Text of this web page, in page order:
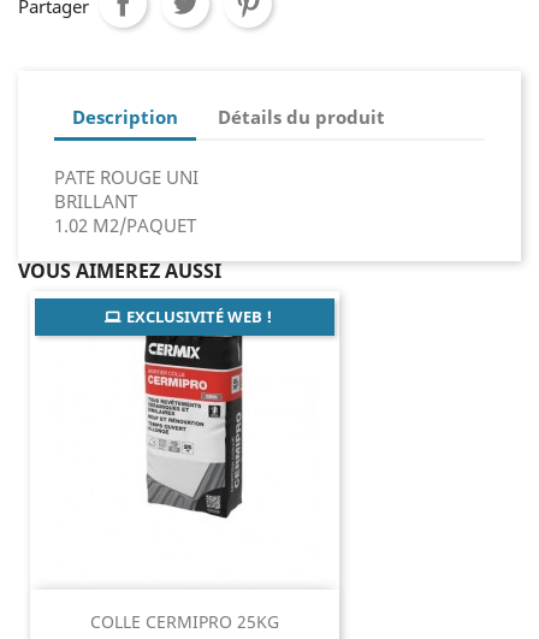
Partager
Description Détails du produit
PATE ROUGE UNI
BRILLANT
1.02 M2/PAQUET
VOUS AIMEREZ AUSSI
COLLE CERMIPRO 25KG
EXCLUSIVITÉ WEB !